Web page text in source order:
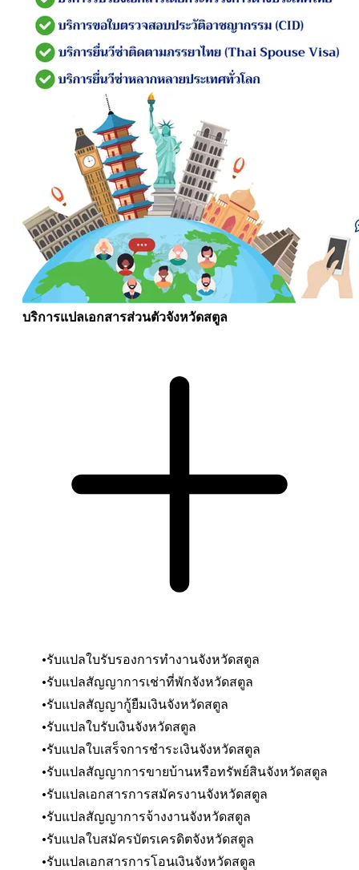
บริการแปลเอกสารส่วนตัวจังหวัดสตูล
รับแปลใบรับรองการทำงานจังหวัดสตูล
รับแปลสัญญาการเช่าที่พักจังหวัดสตูล
รับแปลสัญญากู้ยืมเงินจังหวัดสตูล
รับแปลใบรับเงินจังหวัดสตูล
รับแปลใบเสร็จการชำระเงินจังหวัดสตูล
รับแปลสัญญาการขายบ้านหรือทรัพย์สินจังหวัดสตูล
รับแปลเอกสารการสมัครงานจังหวัดสตูล
รับแปลสัญญาการจ้างงานจังหวัดสตูล
รับแปลใบสมัครบัตรเครดิตจังหวัดสตูล
รับแปลเอกสารการโอนเงินจังหวัดสตูล